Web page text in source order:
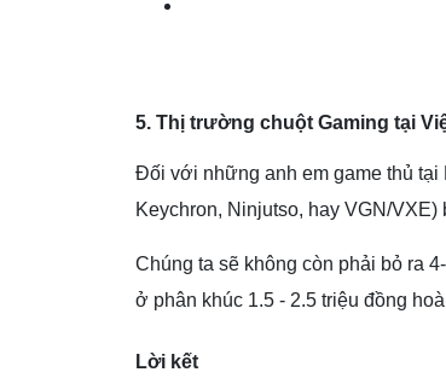
5. Thị trường chuột Gaming tại
Đối với những anh em game thủ tại
Keychron, Ninjutso, hay VGN/
Chúng ta sẽ không còn phải bỏ ra
ở phân khúc 1.5 - 2.5 triệu đồng
Lời kết